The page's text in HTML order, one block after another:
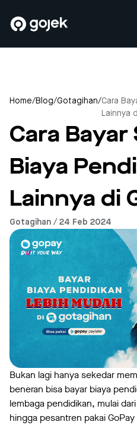
Home/Blog/Gotagihan/Cara
Lainnya
Cara Bayar
Biaya
Lainnya di
Gotagihan / 24 Feb 2024
Bukan lagi hanya sekedar
beneran bisa bayar biaya
lembaga pendidikan, mulai
hingga pesantren pakai